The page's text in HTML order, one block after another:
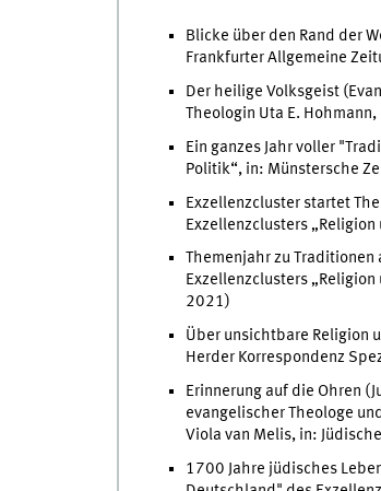
Blicke über den Rand der
Frankfurter Allgemeine
Der heilige Volksgeist
Theologin Uta E.
Ein ganzes Jahr voller
Politik“, in: Münstersche
Exzellenzcluster startet
Exzellenzclusters
Themenjahr zu Traditionen
Exzellenzclusters
2021)
Über unsichtbare Religion
Herder Korrespondenz
Erinnerung auf die Ohren
evangelischer Theologe
Viola van Melis, in:
1700 Jahre jüdisches